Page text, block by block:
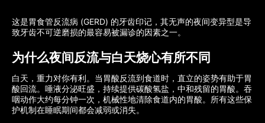
这是胃食管反流病 (GERD) 的牙齿印记，其无声的夜间变异型是导
致牙齿不可逆磨损的最容易被漏诊的因素之一。
为什么夜间反流与白天烧心有所不同
白天，重力对你有利。当胃酸反流到食道时，直立的姿势有助于胃
酸回流。唾液分泌旺盛，持续提供碳酸氢盐，中和残留的胃酸。吞
咽动作大约每分钟一次，机械性地清除食道内的胃酸。所有这些保
护机制在睡眠期间都会减弱或消失。